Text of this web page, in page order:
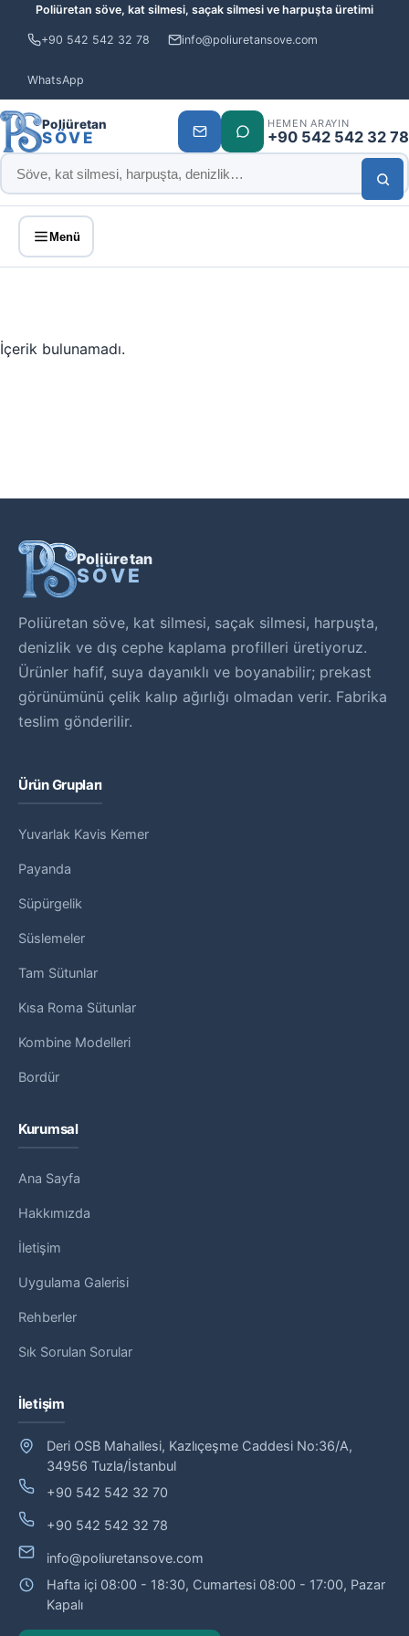
Poliüretan söve, kat silmesi, saçak silmesi ve harpuşta üretimi
+90 542 542 32 78 info@poliuretansove.com
WhatsApp
Poliüretan
SÖVE
HEMEN ARAYIN
+90 542 542 32 78
Menü
İçerik bulunamadı.
Poliüretan
SÖVE
Poliüretan söve, kat silmesi, saçak silmesi, harpuşta,
denizlik ve dış cephe kaplama profilleri üretiyoruz.
Ürünler hafif, suya dayanıklı ve boyanabilir; prekast
görünümünü çelik kalıp ağırlığı olmadan verir. Fabrika
teslim gönderilir.
Ürün Grupları
Yuvarlak Kavis Kemer
Payanda
Süpürgelik
Süslemeler
Tam Sütunlar
Kısa Roma Sütunlar
Kombine Modelleri
Bordür
Kurumsal
Ana Sayfa
Hakkımızda
İletişim
Uygulama Galerisi
Rehberler
Sık Sorulan Sorular
İletişim
Deri OSB Mahallesi, Kazlıçeşme Caddesi No:36/A,
34956 Tuzla/İstanbul
+90 542 542 32 70
+90 542 542 32 78
info@poliuretansove.com
Hafta içi 08:00 - 18:30, Cumartesi 08:00 - 17:00, Pazar
Kapalı